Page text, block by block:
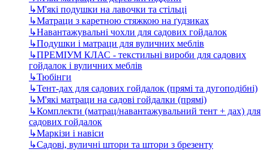
↳М'які подушки на лавочки та стільці
↳Матраци з каретною стяжкою на ґудзиках
↳Навантажувальні чохли для садових гойдалок
↳Подушки і матраци для вуличних меблів
↳ПРЕМІУМ КЛАС - текстильні вироби для садових
гойдалок і вуличних меблів
↳Тюбінги
↳Тент-дах для садових гойдалок (прямі та дугоподібні)
↳М'які матраци на садові гойдалки (прямі)
↳Комплекти (матрац/навантажувальний тент + дах) для
садових гойдалок
↳Маркізи і навіси
↳Садові, вуличні штори та штори з брезенту